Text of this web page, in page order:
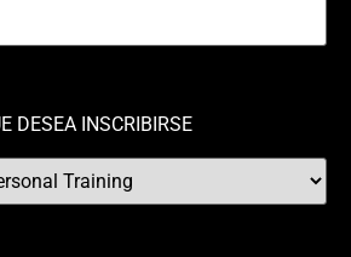
DESEA INSCRIBIRSE